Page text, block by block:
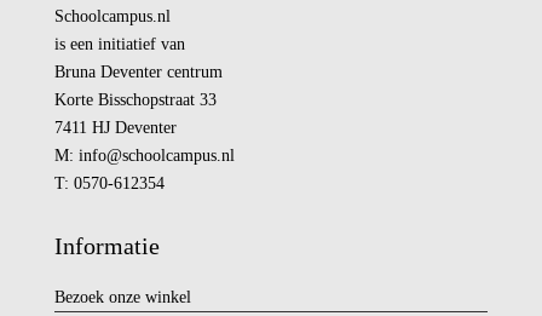
Schoolcampus.nl
is een initiatief van
Bruna Deventer centrum
Korte Bisschopstraat 33
7411 HJ Deventer
M: info@schoolcampus.nl
T: 0570-612354
Informatie
Bezoek onze winkel